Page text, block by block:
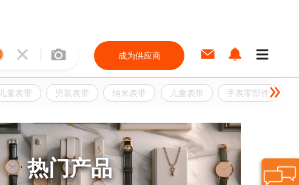
成为供应商
儿童表带 男装表带 纳米表带 儿童表带 手表零部件
热门产品